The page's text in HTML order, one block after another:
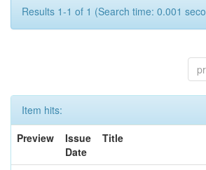
Results 1-1 of 1 (Search time: 0.001
Item hits:
Preview
Issue
Date
Title